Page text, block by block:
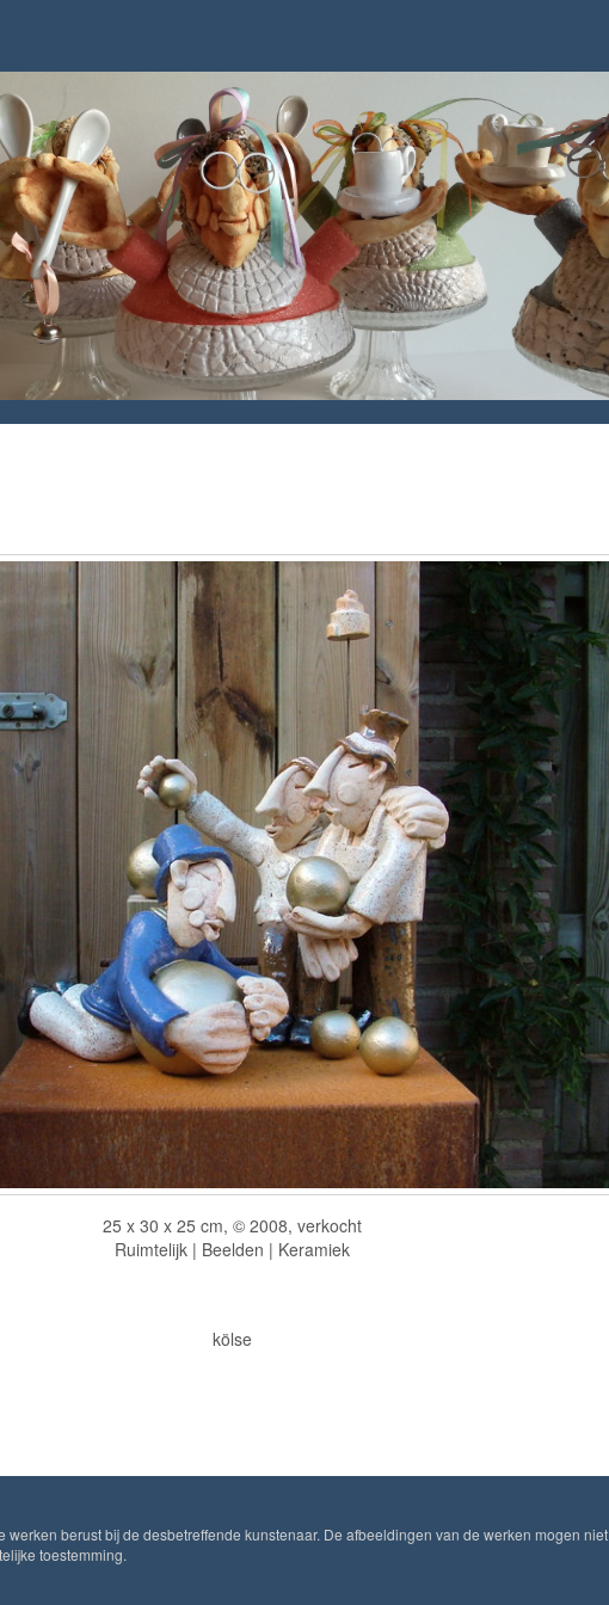
25 x 30 x 25 cm, © 2008, verkocht
Ruimtelijk | Beelden | Keramiek
kölse
werken berust bij de desbetreffende kunstenaar. De afbeeldingen van de werken mogen niet
toestemming.